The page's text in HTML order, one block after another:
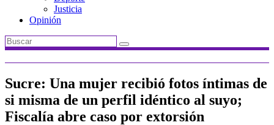
Justicia
Opinión
Sucre: Una mujer recibió fotos íntimas de
si misma de un perfil idéntico al suyo;
Fiscalía abre caso por extorsión